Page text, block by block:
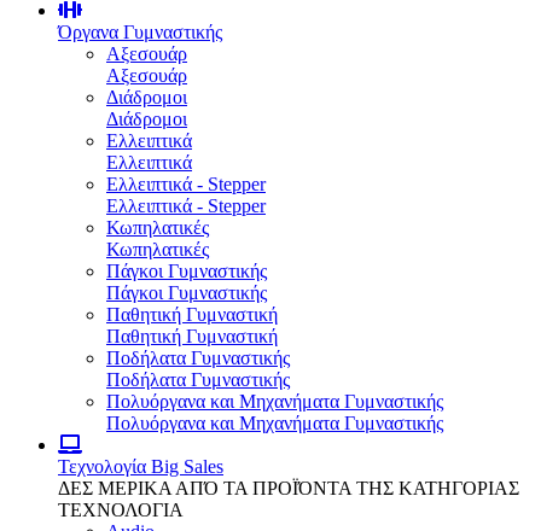
Όργανα Γυμναστικής
Αξεσουάρ
Αξεσουάρ
Διάδρομοι
Διάδρομοι
Ελλειπτικά
Ελλειπτικά
Ελλειπτικά - Stepper
Ελλειπτικά - Stepper
Κωπηλατικές
Κωπηλατικές
Πάγκοι Γυμναστικής
Πάγκοι Γυμναστικής
Παθητική Γυμναστική
Παθητική Γυμναστική
Ποδήλατα Γυμναστικής
Ποδήλατα Γυμναστικής
Πολυόργανα και Μηχανήματα Γυμναστικής
Πολυόργανα και Μηχανήματα Γυμναστικής
Τεχνολογία Big Sales
ΔΕΣ ΜΕΡΙΚΑ ΑΠΌ ΤΑ ΠΡΟΪΌΝΤΑ ΤΗΣ ΚΑΤΗΓΟΡΙΑΣ
ΤΕΧΝΟΛΟΓΙΑ